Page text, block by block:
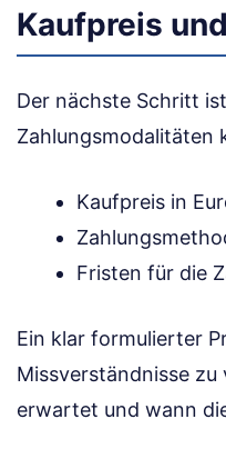
Kaufpreis
Der nächste Schritt
Zahlungsmodalitäten
Kaufpreis in
Fristen für die
Ein klar formulierter
Missverständnisse zu
erwartet und wann